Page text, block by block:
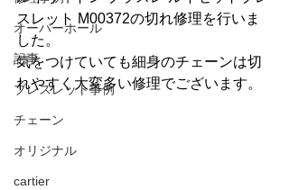
オーバーホール
記事
ブレスレット事例
チェーン
オリジナル
cartier
スレット M00372の切れ修理を行いま
した。
気をつけていても細身のチェーンは切
れやすく大変多い修理でございます。